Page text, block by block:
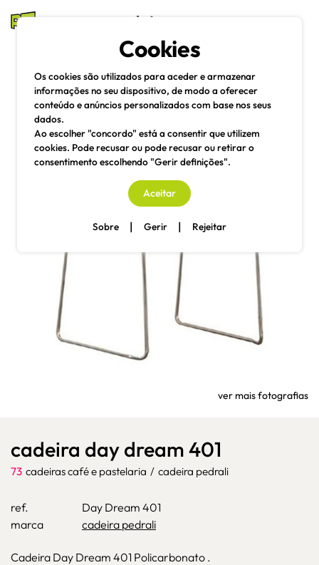
mesas e cadeiras
Pesquisa
ver mais fotografias
cadeira day dream 401
73 cadeiras café e pastelaria / cadeira pedrali
ref.
Day Dream 401
marca
cadeira pedrali
Cadeira Day Dream 401 Policarbonato .
Cookies
Os cookies são utilizados para aceder e armazenar
informações no seu dispositivo, de modo a oferecer
conteúdo e anúncios personalizados com base nos seus
dados.
Ao escolher "concordo" está a consentir que utilizem
cookies. Pode recusar ou pode recusar ou retirar o
consentimento escolhendo "Gerir definições".
Aceitar
Sobre | Gerir | Rejeitar